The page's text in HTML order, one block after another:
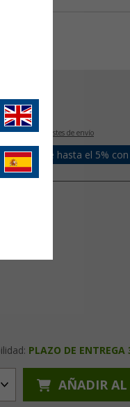
incluido + Costes de envío
un bonus de hasta el 5%
PLAZO DE ENTREGA
AÑADIR AL